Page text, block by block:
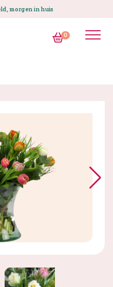
morgen in huis
0